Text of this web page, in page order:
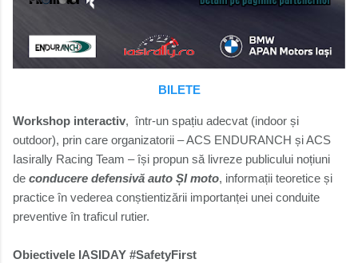
BILETE
Workshop interactiv, într-un spațiu adecvat (indoor și
outdoor), prin care organizatorii – ACS ENDURANCH și ACS
Iasirally Racing Team – își propun să livreze publicului noțiuni
de conducere defensivă auto ȘI moto, informații teoretice și
practice în vederea conștientizării importanței unei conduite
preventive în traficul rutier.
Obiectivele IASIDAY #SafetyFirst